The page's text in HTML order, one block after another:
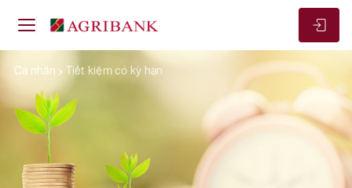
Cá nhân Tiết kiệm có kỳ hạn